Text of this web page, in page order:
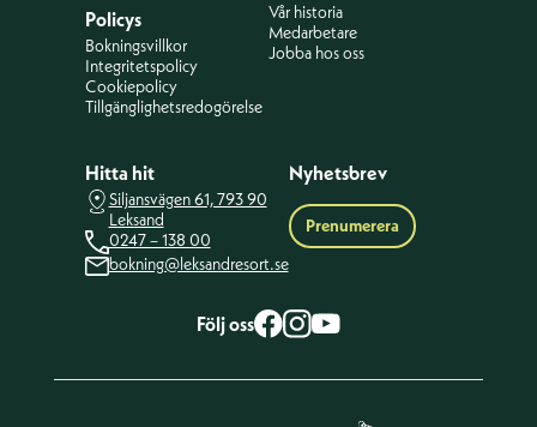
Policys
Bokningsvillkor
Integritetspolicy
Cookiepolicy
Tillgänglighetsredogörelse
Vår historia
Medarbetare
Jobba hos oss
Hitta hit
Siljansvägen 61, 793 90
Leksand
0247 – 138 00
bokning@leksandresort.se
Nyhetsbrev
Prenumerera
Följ ossfacebook
Instagram
Youtube